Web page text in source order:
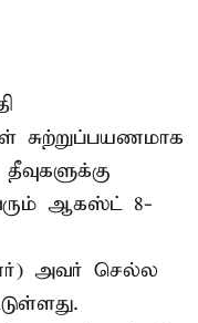
சுற்றுப்பயணமாக
ஆகஸ்ட் 8-
அவர் செல்ல